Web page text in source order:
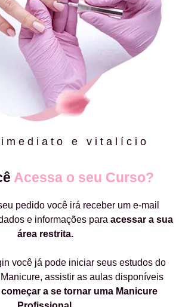
imediato e vitalício
Acessa o seu Curso?
pedido você irá receber um e-mail
e informações para acessar a sua
área restrita.
você já pode iniciar seus estudos do
assistir as aulas disponíveis
começar a se tornar uma Manicure